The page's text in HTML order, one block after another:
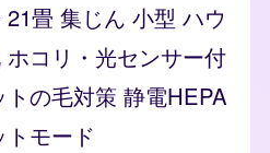
畳 集じん 小型 ハウ
コリ・光センサー付
の毛対策 静電HEPA
モード